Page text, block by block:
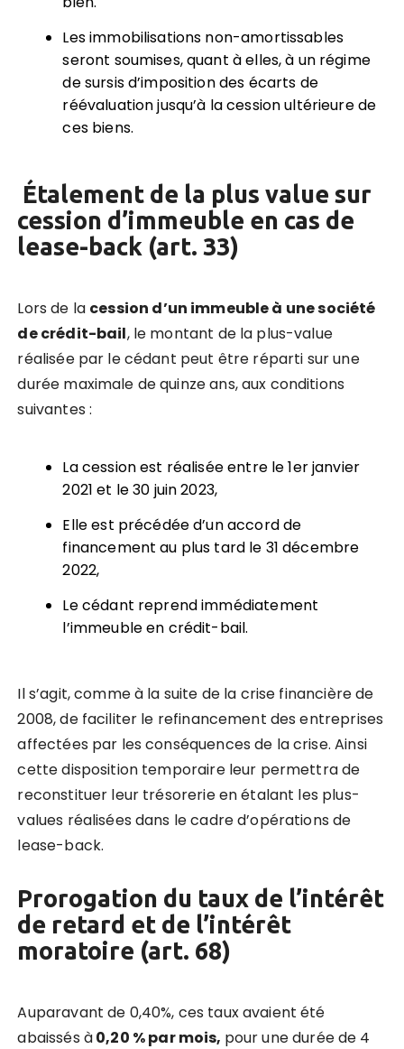
Les immobilisations non-amortissables
seront soumises, quant à elles, à un régime
de sursis d’imposition des écarts de
réévaluation jusqu’à la cession ultérieure de
ces biens.
Étalement de la plus value sur
cession d’immeuble en cas de
lease-back (art. 33)
Lors de la cession d’un immeuble à une société
de crédit-bail, le montant de la plus-value
réalisée par le cédant peut être réparti sur une
durée maximale de quinze ans, aux conditions
suivantes :
La cession est réalisée entre le 1er janvier
2021 et le 30 juin 2023,
Elle est précédée d’un accord de
financement au plus tard le 31 décembre
2022,
Le cédant reprend immédiatement
l’immeuble en crédit-bail.
Il s’agit, comme à la suite de la crise financière de
2008, de faciliter le refinancement des entreprises
affectées par les conséquences de la crise. Ainsi
cette disposition temporaire leur permettra de
reconstituer leur trésorerie en étalant les plus-
values réalisées dans le cadre d’opérations de
lease-back.
Prorogation du taux de l’intérêt
de retard et de l’intérêt
moratoire (art. 68)
Auparavant de 0,40%, ces taux avaient été
abaissés à0,20 % par mois, pour une durée de 4